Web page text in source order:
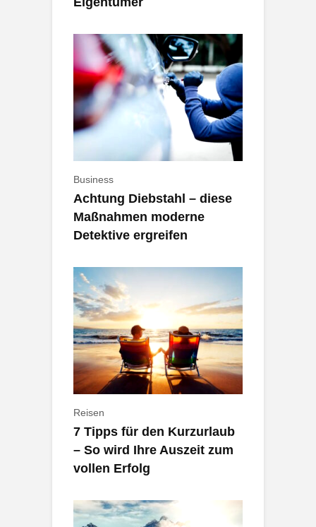
Business
Achtung Diebstahl – diese
Maßnahmen moderne
Detektive ergreifen
Reisen
7 Tipps für den Kurzurlaub
– So wird Ihre Auszeit zum
vollen Erfolg